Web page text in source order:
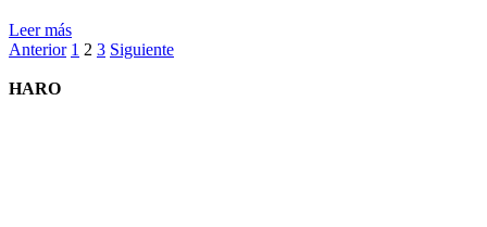
Suárez
Leer másLeer
más
Paginación
de
Anterior 1 2 3 Siguiente
HARO